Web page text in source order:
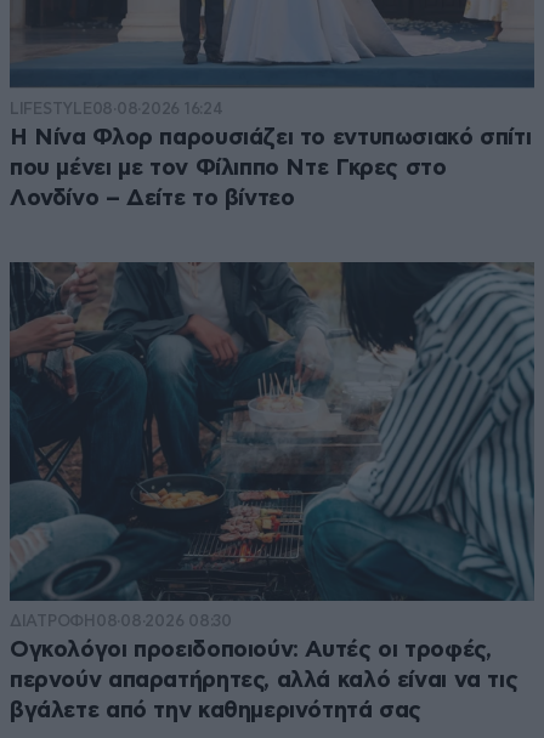
LIFESTYLE08·08·2026 16:24
Η Νίνα Φλορ παρουσιάζει το εντυπωσιακό σπίτι
που μένει με τον Φίλιππο Ντε Γκρες στο
Λονδίνο – Δείτε το βίντεο
ΔΙΑΤΡΟΦΗ 08·08·2026 08:30
Ογκολόγοι προειδοποιούν: Αυτές οι τροφές,
περνούν απαρατήρητες, αλλά καλό είναι να τις
βγάλετε από την καθημερινότητά σας